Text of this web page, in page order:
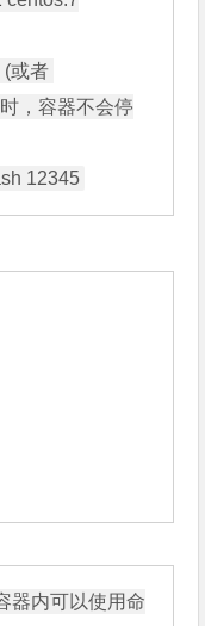
(或者
，容器不会停
器内可以使用命